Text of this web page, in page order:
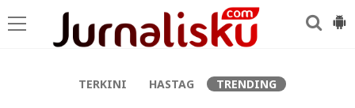
TERKINI HASTAG TRENDING